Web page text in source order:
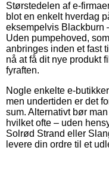
Størstedelen af e-
blot en enkelt hverdag
eksempelvis Blackburn
Uden pumpehoved,
anbringes inden et fast
nå at få dit nye produkt
fyraften.
Nogle enkelte e-
men undertiden er det
sum. Alternativt bør
hvilket ofte – uden
Solrød Strand eller
levere din ordre til et